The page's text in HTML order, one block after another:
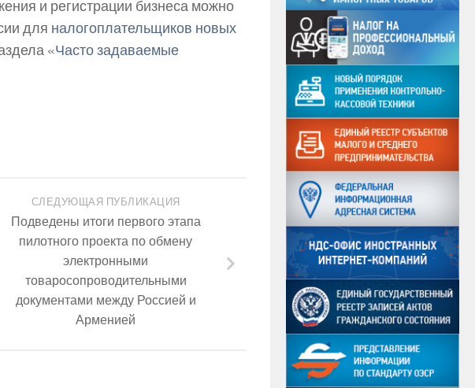
и регистрации бизнеса можно
для налогоплательщиков новых
«Часто задаваемые
СЛЕДУЮЩАЯ ПУБЛИКАЦИЯ
Подведены итоги первого этапа
пилотного проекта по обмену
электронными
товаросопроводительными
документами между Россией и
Арменией